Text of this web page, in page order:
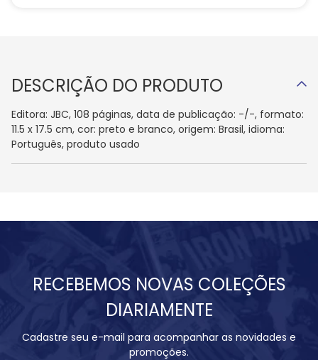
DESCRIÇÃO DO PRODUTO
Editora: JBC, 108 páginas, data de publicação: -/-, formato:
11.5 x 17.5 cm, cor: preto e branco, origem: Brasil, idioma:
Português, produto usado
RECEBEMOS NOVAS COLEÇÕES
DIARIAMENTE
Cadastre seu e-mail para acompanhar as novidades e
promoções.